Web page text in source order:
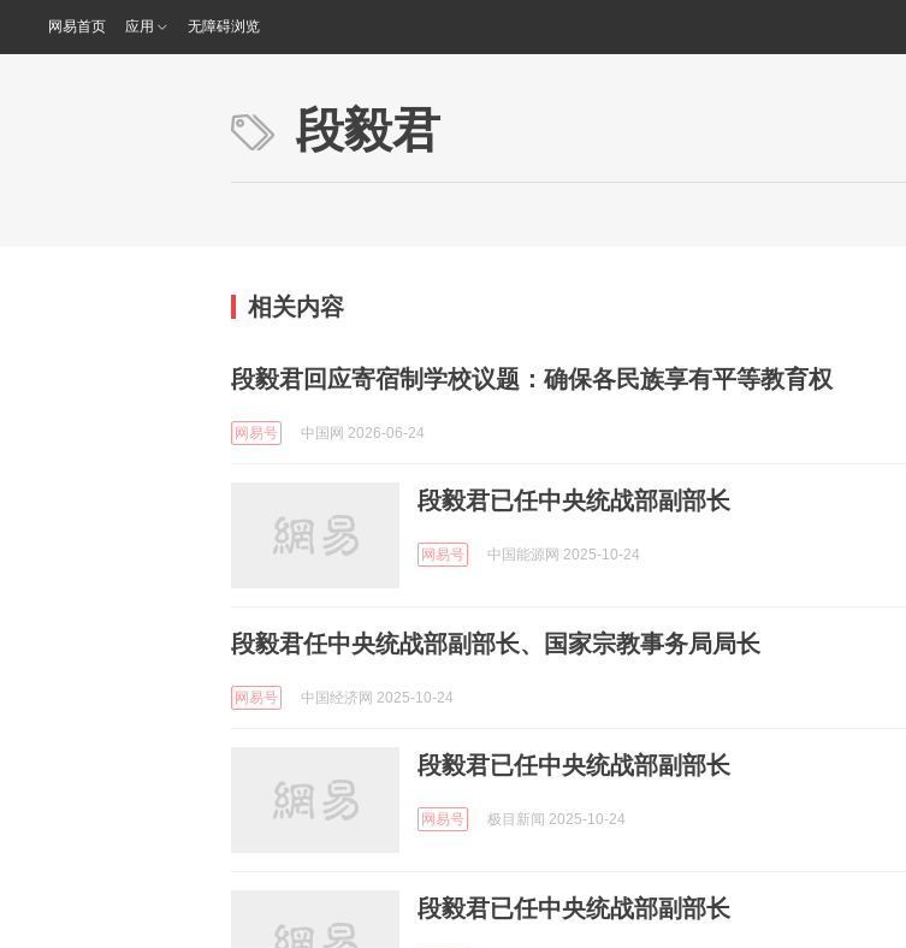
网易首页 应用 无障碍浏览
段毅君
相关内容
段毅君回应寄宿制学校议题：确保各民族享有平等教育权
网易号 中国网 2026-06-24
段毅君已任中央统战部副部长
网易号 中国能源网 2025-10-24
段毅君任中央统战部副部长、国家宗教事务局局长
网易号 中国经济网 2025-10-24
段毅君已任中央统战部副部长
网易号 极目新闻 2025-10-24
段毅君已任中央统战部副部长